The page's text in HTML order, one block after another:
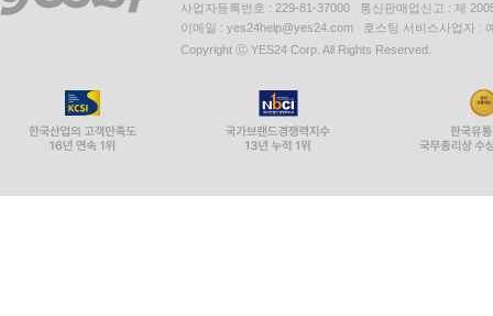
사업자등록번호 : 229-81-37000 통신판매업신고 : 제
이메일 : yes24help@yes24.com 호스팅 서비스사업자 :
Copyright ⓒ YES24 Corp. All Rights Reserved.